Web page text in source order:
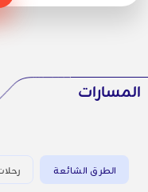
المسارات
الطرق الشائعة